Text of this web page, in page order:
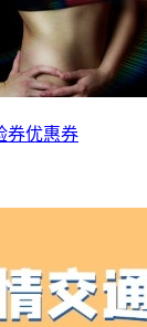
券优惠券